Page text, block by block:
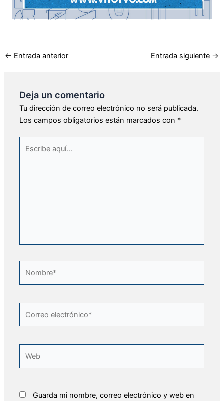
← Entrada anterior Entrada siguiente →
Deja un comentario
Tu dirección de correo electrónico no será publicada.
Los campos obligatorios están marcados con *
electrónico*
Guarda mi nombre, correo electrónico y web en